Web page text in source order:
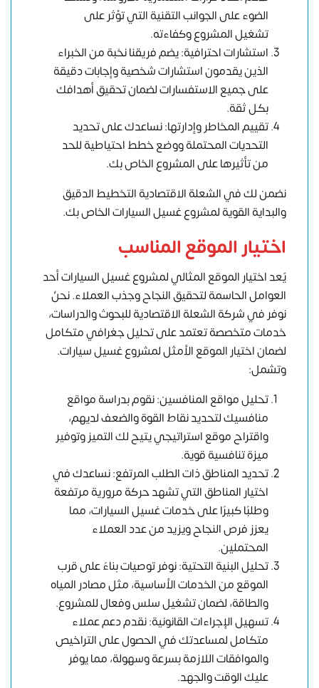
الضوء على الجوانب التقنية التي تؤثر على
تشغيل المشروع وكفاءته.
استشارات احترافية: يضم فريقنا نخبة من الخبراء
الذين يقدمون استشارات شخصية وإجابات دقيقة
على جميع الاستفسارات لضمان تحقيق أهدافك
بكل ثقة.
تقييم المخاطر وإدارتها: نساعدك على تحديد
التحديات المحتملة ووضع خطط احتياطية للحد
من تأثيرها على المشروع الخاص بك.
نضمن لك في الشعلة الاقتصادية التخطيط الدقيق
والبداية القوية لمشروع غسيل السيارات الخاص بك.
اختيار الموقع المناسب
يٌعد اختيار الموقع المثالي لمشروع غسيل السيارات أحد
العوامل الحاسمة لتحقيق النجاح وجذب العملاء. نحنُ
نوفر في شركة الشعلة الاقتصادية للبحوث والدراسات،
خدمات متخصصة تعتمد على تحليل جغرافي متكامل
لضمان اختيار الموقع الأمثل لمشروع غسيل سيارات.
وتشمل:
تحليل مواقع المنافسين: نقوم بدراسة مواقع
منافسيك لتحديد نقاط القوة والضعف لديهم،
واقتراح موقع استراتيجي يتيح لك التميز وتوفير
ميزة تنافسية قوية.
تحديد المناطق ذات الطلب المرتفع: نساعدك في
اختيار المناطق التي تشهد حركة مرورية مرتفعة
وطلبًا كبيرًا على خدمات غسيل السيارات، مما
يعزز فرص النجاح ويزيد من عدد العملاء
المحتملين.
تحليل البنية التحتية: نوفر توصيات بناءً على قرب
الموقع من الخدمات الأساسية، مثل مصادر المياه
والطاقة، لضمان تشغيل سلس وفعال للمشروع.
تسهيل الإجراءات القانونية: نقدم دعم عملاء
متكامل لمساعدتك في الحصول على التراخيص
والموافقات اللازمة بسرعة وسهولة، مما يوفر
عليك الوقت والجهد.